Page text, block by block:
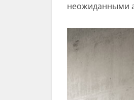
неожиданными